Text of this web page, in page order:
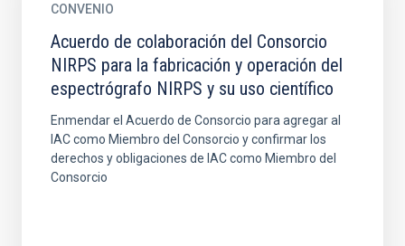
CONVENIO
Acuerdo de colaboración del Consorcio
NIRPS para la fabricación y operación del
espectrógrafo NIRPS y su uso científico
Enmendar el Acuerdo de Consorcio para agregar al
IAC como Miembro del Consorcio y confirmar los
derechos y obligaciones de IAC como Miembro del
Consorcio